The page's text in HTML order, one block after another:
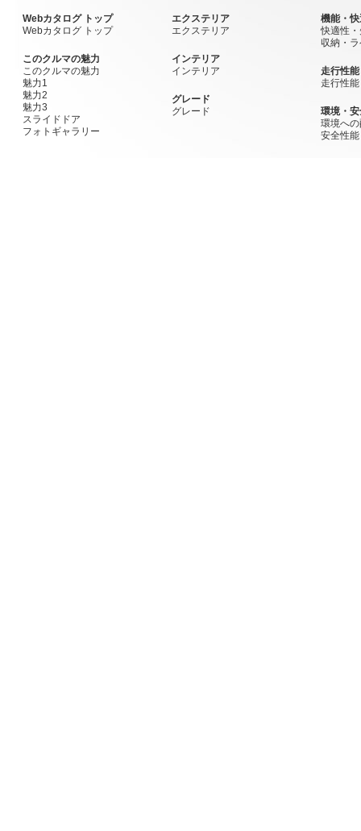
Webカタログ トップ
Webカタログ トップ
このクルマの魅力
このクルマの魅力
魅力1
魅力2
魅力3
スライドドア
フォトギャラリー
エクステリア
エクステリア
インテリア
インテリア
グレード
グレード
機能・
快適性
収納・
走行性能
走行性能
環境・
環境へ
安全性能